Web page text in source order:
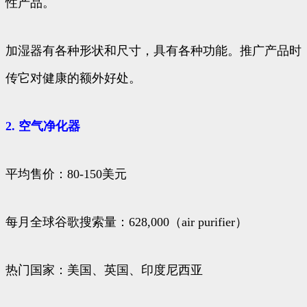
性产品。
加湿器有各种形状和尺寸，具有各种功能。推广产品
传它对健康的额外好处。
2. 空气净化器
平均售价：80-150美元
每月全球谷歌搜索量：628,000（air purifier）
热门国家：美国、英国、印度尼西亚